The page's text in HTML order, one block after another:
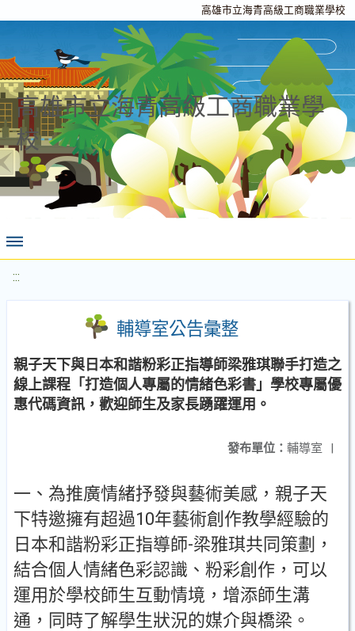
高雄市立海青高級工商職業學校
高雄市立海青高級工商職業學
校
:::
輔導室公告彙整
親子天下與日本和諧粉彩正指導師梁雅琪聯手打造之
線上課程「打造個人專屬的情緒色彩書」學校專屬優
惠代碼資訊，歡迎師生及家長踴躍運用。
發布單位： 輔導室 |
一、為推廣情緒抒發與藝術美感，親子天
下特邀擁有超過10年藝術創作教學經驗的
日本和諧粉彩正指導師-梁雅琪共同策劃，
結合個人情緒色彩認識、粉彩創作，可以
運用於學校師生互動情境，增添師生溝
通，同時了解學生狀況的媒介與橋梁。